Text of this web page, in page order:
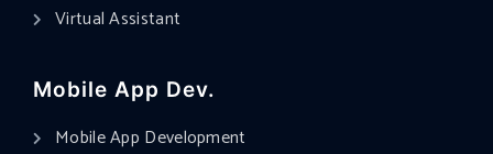
Virtual Assistant
Mobile App Dev.
Mobile App Development